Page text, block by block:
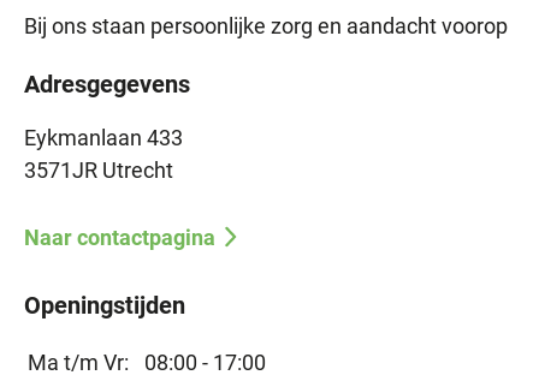
Bij ons staan persoonlijke zorg en aandacht voorop
Adresgegevens
Eykmanlaan 433
3571JR Utrecht
Naar contactpagina
Openingstijden
Ma t/m Vr: 08:00 - 17:00